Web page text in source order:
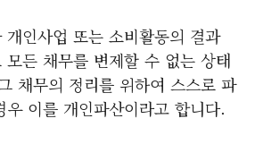
개인사업 또는 소비활동의 결과
모든 채무를 변제할 수 없는 상태
채무의 정리를 위하여 스스로 파
우 이를 개인파산이라고 합니다.